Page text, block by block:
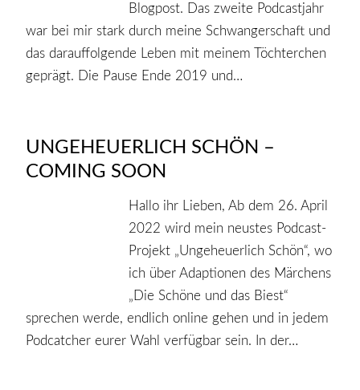
Blogpost. Das zweite Podcastjahr
war bei mir stark durch meine Schwangerschaft und
das darauffolgende Leben mit meinem Töchterchen
geprägt. Die Pause Ende 2019 und…
UNGEHEUERLICH SCHÖN –
COMING SOON
Hallo ihr Lieben, Ab dem 26. April
2022 wird mein neustes Podcast-
Projekt „Ungeheuerlich Schön“, wo
ich über Adaptionen des Märchens
„Die Schöne und das Biest“
sprechen werde, endlich online gehen und in jedem
Podcatcher eurer Wahl verfügbar sein. In der…